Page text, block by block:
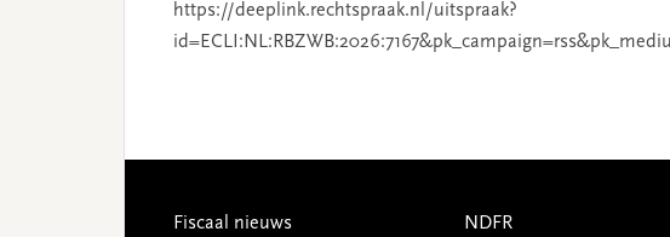
https://deeplink.rechtspraak.nl/uitspraak?
Footer
Fiscaal nieuws
NDFR